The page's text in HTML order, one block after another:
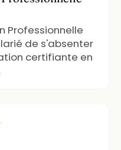
Professionnelle
de s'absenter
certifiante en